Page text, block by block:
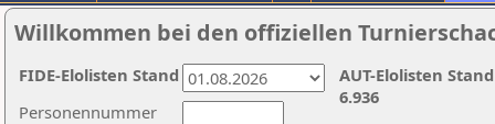
Willkommen bei den offiziellen
Personennummer
AUT-Elolisten
6.936
FIDE-Elolisten Stand